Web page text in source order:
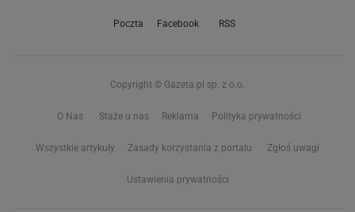
Poczta Facebook RSS
Copyright © Gazeta.pl sp. z o.o.
O Nas Staże u nas Reklama Polityka prywatności
Wszystkie artykuły Zasady korzystania z portalu Zgłoś uwagi
Ustawienia prywatności